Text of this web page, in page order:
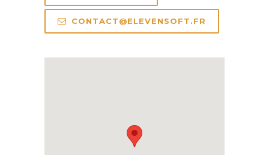
CONTACT@ELEVENSOFT.FR